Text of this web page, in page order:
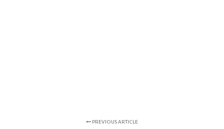
PREVIOUS ARTICLE